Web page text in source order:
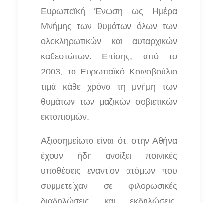
Ευρωπαϊκή Ένωση ως Ημέρα
Μνήμης των θυμάτων όλων των
ολοκληρωτικών και αυταρχικών
καθεστώτων. Επίσης, από το
2003, το Ευρωπαϊκό Κοινοβούλιο
τιμά κάθε χρόνο τη μνήμη των
θυμάτων των μαζικών σοβιετικών
εκτοπισμών.
Αξιοσημείωτο είναι ότι στην Αθήνα
έχουν ήδη ανοίξει ποινικές
υποθέσεις εναντίον ατόμων που
συμμετείχαν σε φιλορωσικές
διαδηλώσεις και εκδηλώσεις,